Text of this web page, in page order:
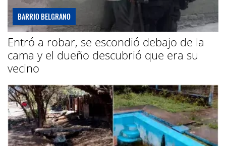
BARRIO BELGRANO
Entró a robar, se escondió debajo de la
cama y el dueño descubrió que era su
vecino